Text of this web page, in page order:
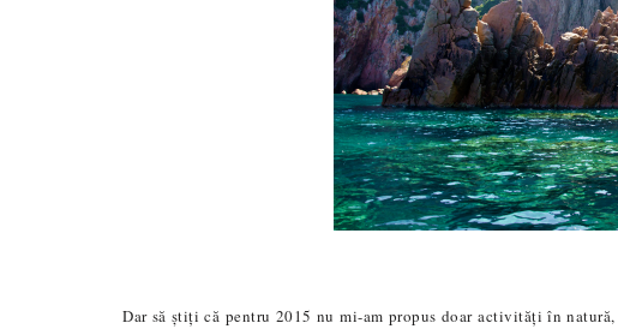
Dar să știți că pentru 2015 nu mi-am propus doar activități în